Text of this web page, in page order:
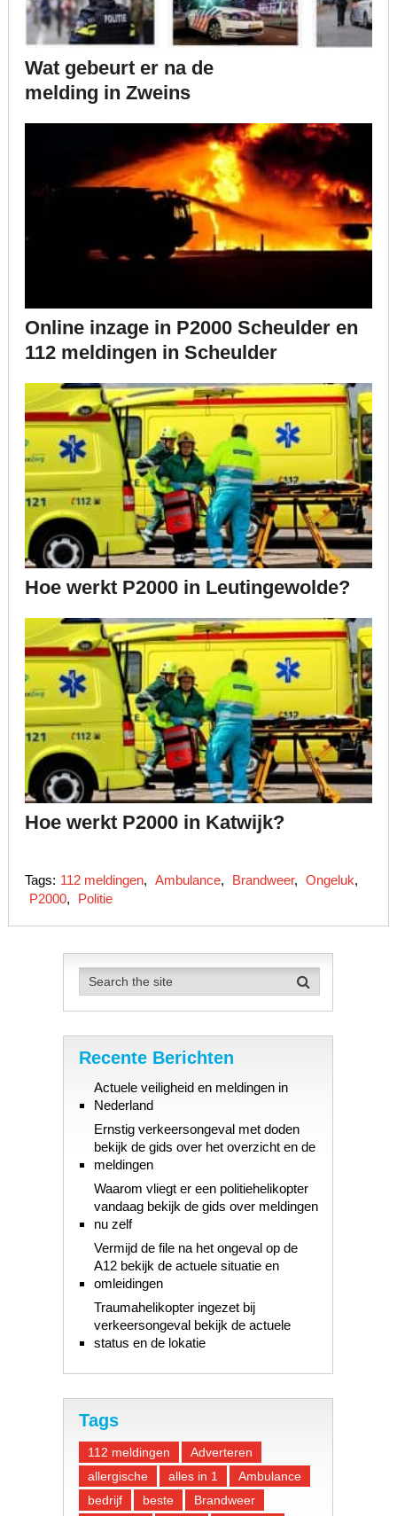
Wat gebeurt er na de
melding in Zweins
Online inzage in P2000 Scheulder en
112 meldingen in Scheulder
Hoe werkt P2000 in Leutingewolde?
Hoe werkt P2000 in Katwijk?
Tags: 112 meldingen, Ambulance, Brandweer, Ongeluk,
P2000, Politie
Recente Berichten
Actuele veiligheid en meldingen in
Nederland
Ernstig verkeersongeval met doden
bekijk de gids over het overzicht en de
meldingen
Waarom vliegt er een politiehelikopter
vandaag bekijk de gids over meldingen
nu zelf
Vermijd de file na het ongeval op de
A12 bekijk de actuele situatie en
omleidingen
Traumahelikopter ingezet bij
verkeersongeval bekijk de actuele
status en de lokatie
Tags
112 meldingen
Adverteren
allergische
alles in 1
Ambulance
bedrijf
beste Brandweer